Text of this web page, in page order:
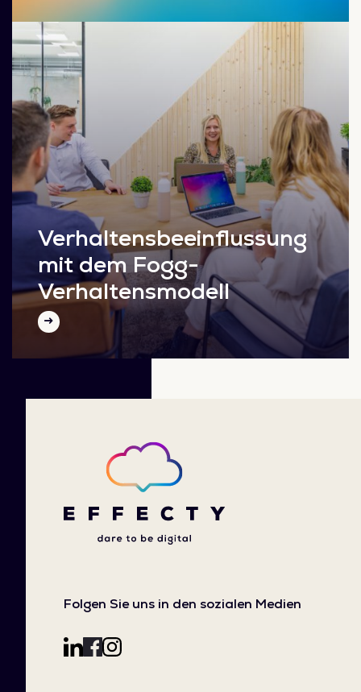
Verhaltensbeeinflussung
mit dem Fogg-
Verhaltensmodell
Folgen Sie uns in den sozialen Medien